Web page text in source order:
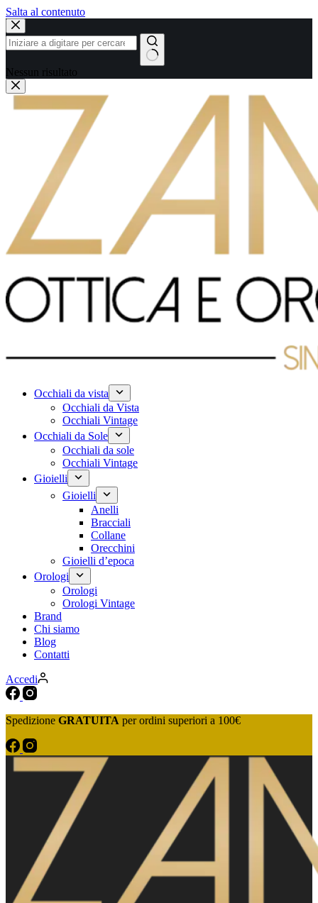
Salta al contenuto
Nessun risultato
Occhiali da vista
Occhiali da Vista
Occhiali Vintage
Occhiali da Sole
Occhiali da sole
Occhiali Vintage
Gioielli
Gioielli
Anelli
Bracciali
Collane
Orecchini
Gioielli d’epoca
Orologi
Orologi
Orologi Vintage
Brand
Chi siamo
Blog
Contatti
Accedi
Spedizione GRATUITA per ordini superiori a 100€